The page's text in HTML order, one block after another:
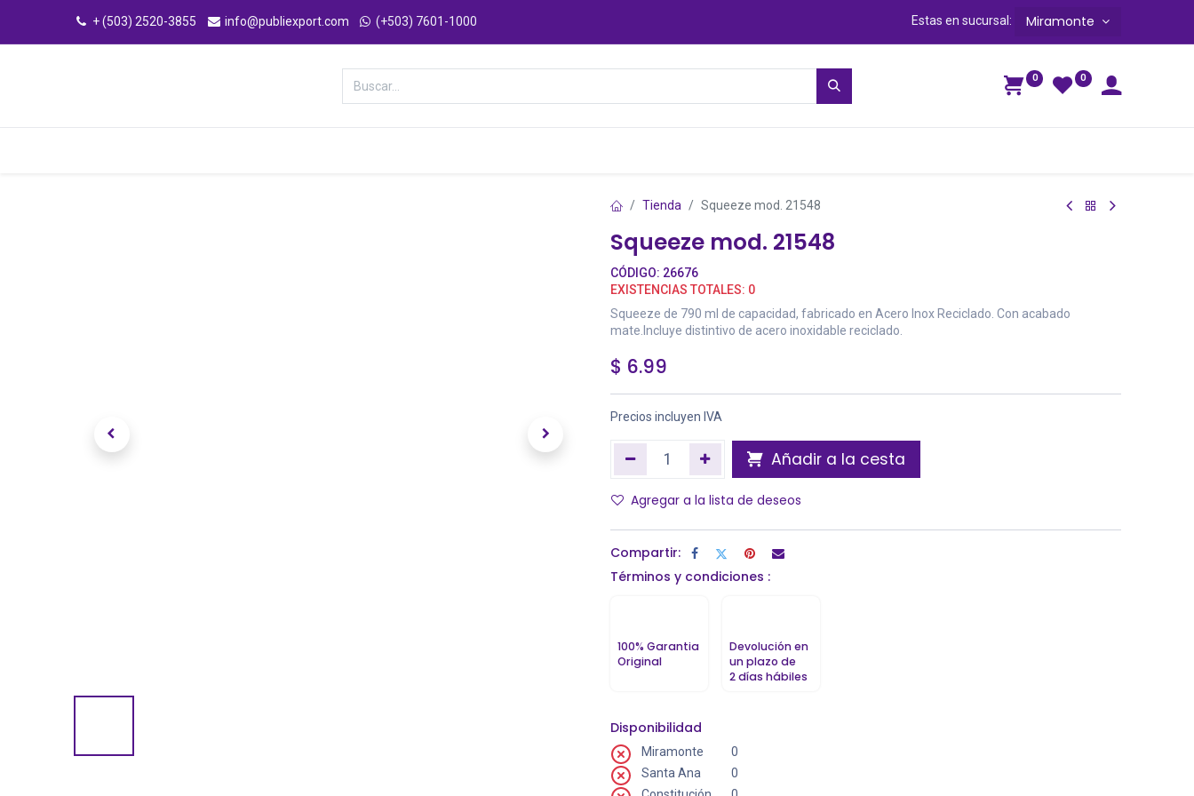
+ (503) 2520-3855 info@publiexport.com (+503) 7601-1000 Estas en sucursal: Miramonte
0 0
Tienda Squeeze mod. 21548
Squeeze mod. 21548
CÓDIGO: 26676
EXISTENCIAS TOTALES: 0
Squeeze de 790 ml de capacidad, fabricado en Acero Inox Reciclado. Con acabado
mate.Incluye distintivo de acero inoxidable reciclado.
$ 6.99
Precios incluyen IVA
Añadir a la cesta
Agregar a la lista de deseos
Compartir:
Términos y condiciones :
100% Garantia
Original
Devolución en
un plazo de
2 días hábiles
Disponibilidad
Miramonte
0
Santa Ana
0